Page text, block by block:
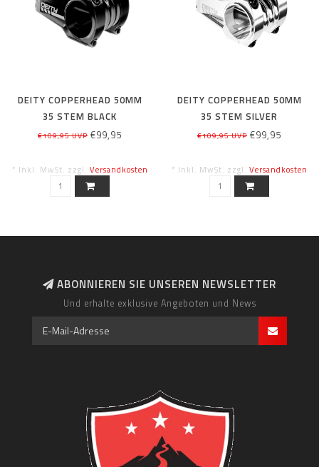
DEITY COPPERHEAD 50MM
35 STEM BLACK
€109,95 UVP €99,95
* Inkl. MwSt. zzgl. Versandkosten
DEITY COPPERHEAD 50MM
35 STEM SILVER
€109,95 UVP €99,95
* Inkl. MwSt. zzgl. Versandkosten
ABONNIEREN SIE UNSEREN NEWSLETTER
Und erhalte exklusive Angeboten und News